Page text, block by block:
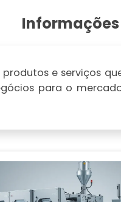
Informações
e serviços
para o